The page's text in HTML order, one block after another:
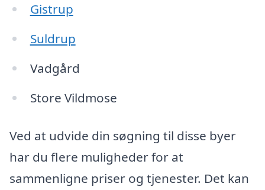
Gistrup
Suldrup
Vadgård
Store Vildmose
Ved at udvide din søgning til disse byer
har du flere muligheder for at
sammenligne priser og tjenester. Det kan